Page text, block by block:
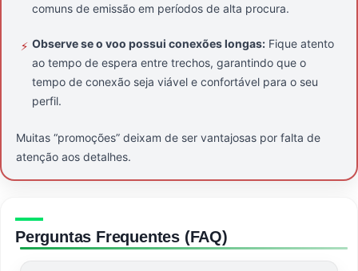
comuns de emissão em períodos de alta procura.
⚡ Observe se o voo possui conexões longas: Fique atento
ao tempo de espera entre trechos, garantindo que o
tempo de conexão seja viável e confortável para o seu
perfil.
Muitas “promoções” deixam de ser vantajosas por falta de
atenção aos detalhes.
Perguntas Frequentes (FAQ)